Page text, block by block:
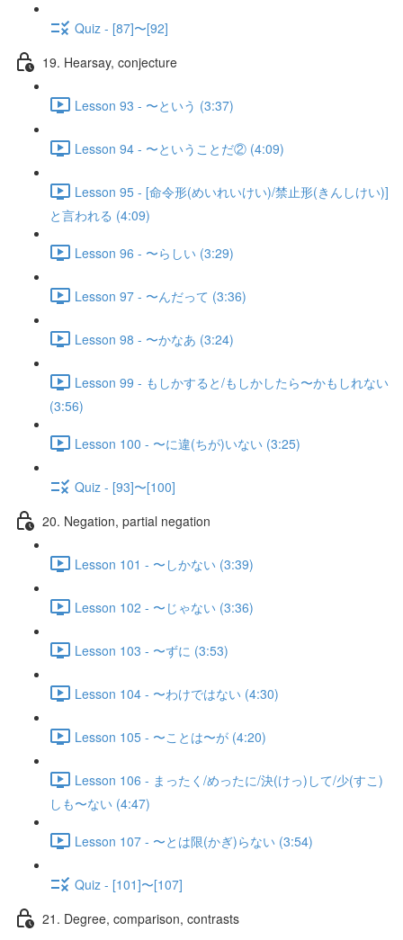
Quiz - [87]〜[92]
19. Hearsay, conjecture
Lesson 93 - 〜という (3:37)
Lesson 94 - 〜ということだ② (4:09)
Lesson 95 - [命令形(めいれいけい)/禁止形(きんしけい)]
と言われる (4:09)
Lesson 96 - 〜らしい (3:29)
Lesson 97 - 〜んだって (3:36)
Lesson 98 - 〜かなあ (3:24)
Lesson 99 - もしかすると/もしかしたら〜かもしれない
(3:56)
Lesson 100 - 〜に違(ちが)いない (3:25)
Quiz - [93]〜[100]
20. Negation, partial negation
Lesson 101 - 〜しかない (3:39)
Lesson 102 - 〜じゃない (3:36)
Lesson 103 - 〜ずに (3:53)
Lesson 104 - 〜わけではない (4:30)
Lesson 105 - 〜ことは〜が (4:20)
Lesson 106 - まったく/めったに/決(けっ)して/少(すこ)
しも〜ない (4:47)
Lesson 107 - 〜とは限(かぎ)らない (3:54)
Quiz - [101]〜[107]
21. Degree, comparison, contrasts